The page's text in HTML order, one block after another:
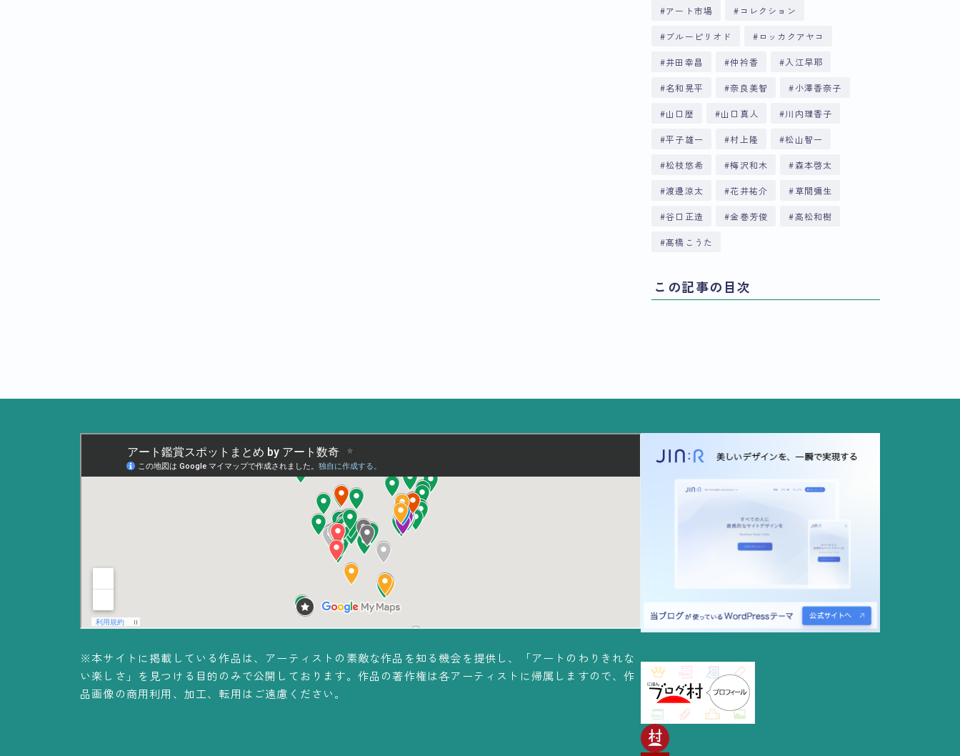
アート市場 コレクション
ブルーピリオド ロッカクアヤコ
井田幸昌 仲衿香 入江早耶
名和晃平 奈良美智 小澤香奈子
山口歴 山口真人 川内理香子
平子雄一 村上隆 松山智一
松枝悠希 梅沢和木 森本啓太
渡邊涼太 花井祐介 草間彌生
谷口正造 金巻芳俊 高松和樹
髙橋こうた
この記事の目次
※本サイトに掲載している作品は、アーティストの素敵な作品を知る機会を提供し、「アートのわりきれな
い楽しさ」を見つける目的のみで公開しております。作品の著作権は各アーティストに帰属しますので、作
品画像の商用利用、加工、転用はご遠慮ください。